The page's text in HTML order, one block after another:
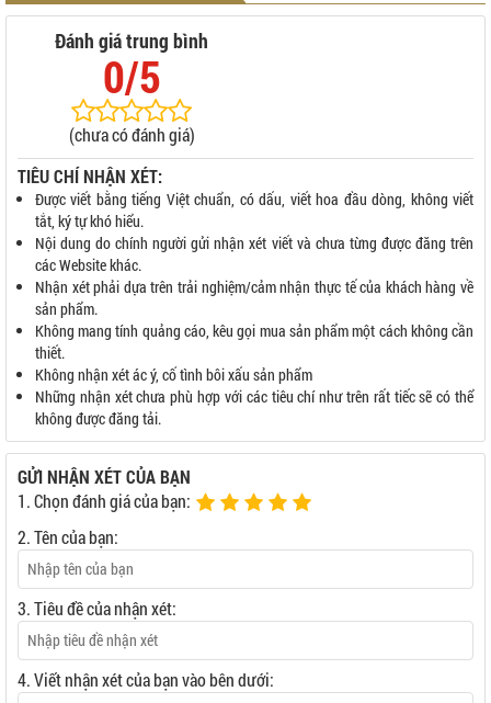
Đánh giá trung bình
0/5
(chưa có đánh giá)
TIÊU CHÍ NHẬN XÉT:
Được viết bằng tiếng Việt chuẩn, có dấu, viết hoa đầu dòng, không viết
tắt, ký tự khó hiểu.
Nội dung do chính người gửi nhận xét viết và chưa từng được đăng trên
các Website khác.
Nhận xét phải dựa trên trải nghiệm/cảm nhận thực tế của khách hàng về
sản phẩm.
Không mang tính quảng cáo, kêu gọi mua sản phẩm một cách không cần
thiết.
Không nhận xét ác ý, cố tình bôi xấu sản phẩm
Những nhận xét chưa phù hợp với các tiêu chí như trên rất tiếc sẽ có thể
không được đăng tải.
GỬI NHẬN XÉT CỦA BẠN
1. Chọn đánh giá của bạn:
2. Tên của bạn:
3. Tiêu đề của nhận xét:
4. Viết nhận xét của bạn vào bên dưới: